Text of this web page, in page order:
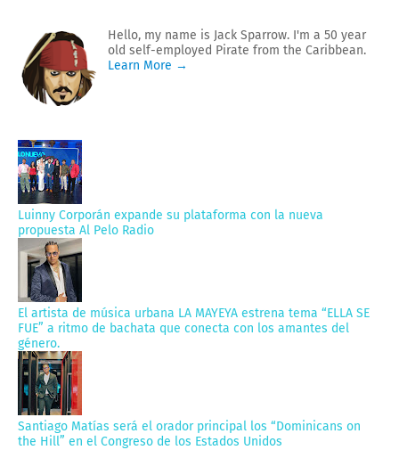
Hello, my name is Jack Sparrow. I'm a 50 year
old self-employed Pirate from the Caribbean.
Learn More →
Luinny Corporán expande su plataforma con la nueva
propuesta Al Pelo Radio
El artista de música urbana LA MAYEYA estrena tema “ELLA SE
FUE” a ritmo de bachata que conecta con los amantes del
género.
Santiago Matías será el orador principal los “Dominicans on
the Hill” en el Congreso de los Estados Unidos